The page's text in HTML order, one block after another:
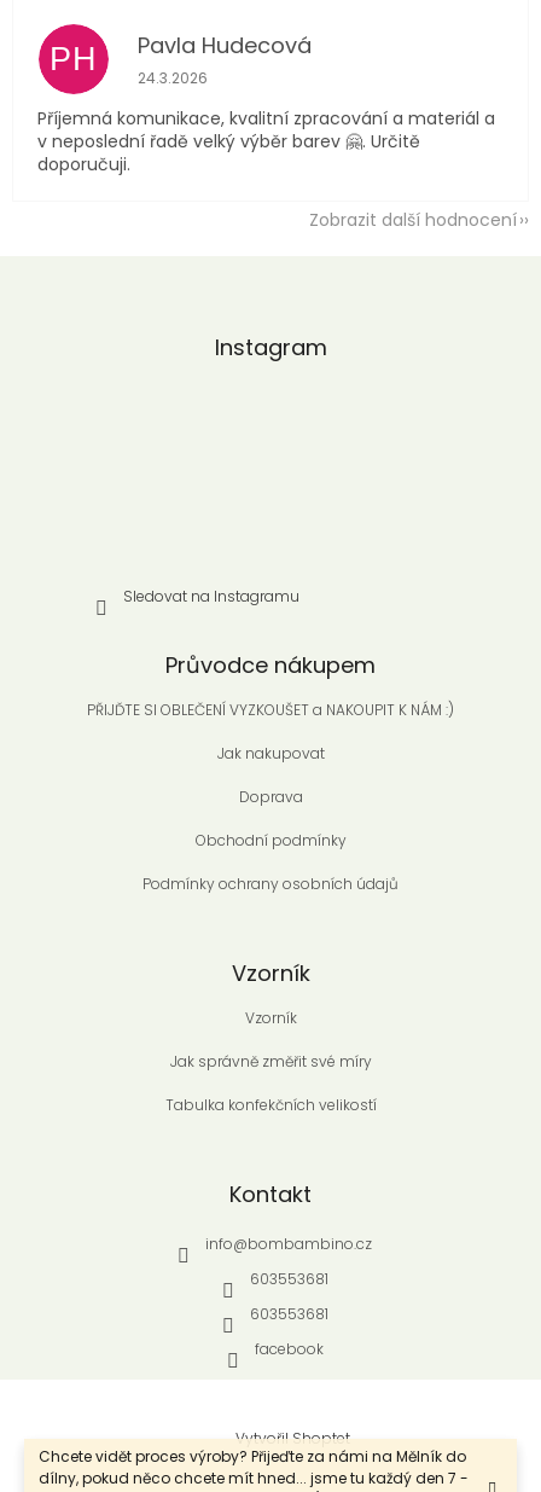
Chcete vidět proces výroby? Přijeďte za námi na Mělník do
dílny, pokud něco chcete mít hned... jsme tu každý den 7 -
PH Pavla Hudecová
Hodnocení obchodu je 5 z 5 hvězdiček.
24.3.2026
Příjemná komunikace, kvalitní zpracování a materiál a
v neposlední řadě velký výběr barev 🤗. Určitě
doporučuji.
Zobrazit další hodnocení
Instagram
Sledovat na Instagramu
Průvodce nákupem
PŘIJĎTE SI OBLEČENÍ VYZKOUŠET a NAKOUPIT K NÁM :)
Jak nakupovat
Doprava
Obchodní podmínky
Podmínky ochrany osobních údajů
Vzorník
Vzorník
Jak správně změřit své míry
Tabulka konfekčních velikostí
Kontakt
info@bombambino.cz
603553681
603553681
facebook
Vytvořil Shoptet